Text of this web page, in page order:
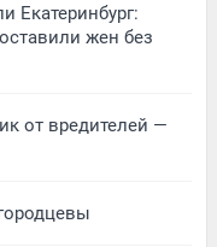
Екатеринбург:
жен без
от вредителей —